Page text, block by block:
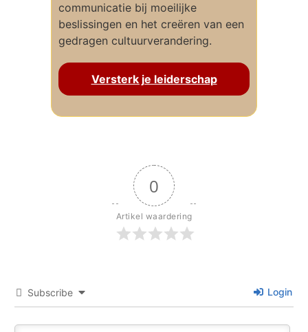
communicatie bij moeilijke
beslissingen en het creëren van een
gedragen cultuurverandering.
Versterk je leiderschap
0
Artikel waardering
Subscribe Login